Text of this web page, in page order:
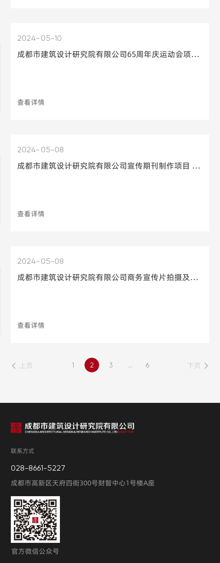
05-10
2024
成都市建筑设计研究院有限公司65周年庆运动会项目公开比选邀请公告
查看详情
05-08
2024
成都市建筑设计研究院有限公司宣传期刊制作项目 公开比选邀请公告
查看详情
05-08
2024
成都市建筑设计研究院有限公司商务宣传片拍摄及制作项目公开比选邀请公告
查看详情
上页 1 2 3 ... 6 下页
联系方式
028-8661-5227
成都市高新区天府四街300号财智中心1号楼A座
官方微信公众号